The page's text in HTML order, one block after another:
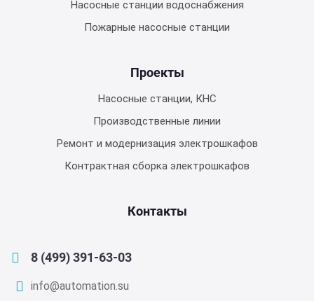
Насосные станции водоснабжения
Пожарные насосные станции
Проекты
Насосные станции, КНС
Производственные линии
Ремонт и модернизация электрошкафов
Контрактная сборка электрошкафов
Контакты
8 (499) 391-63-03
info@automation.su